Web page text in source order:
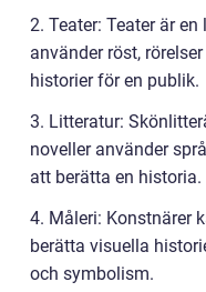
2. Teater: Teater är
använder röst,
historier för en publik.
3. Litteratur:
noveller använder
att berätta en historia.
4. Måleri: Konstnärer
berätta visuella
och symbolism.